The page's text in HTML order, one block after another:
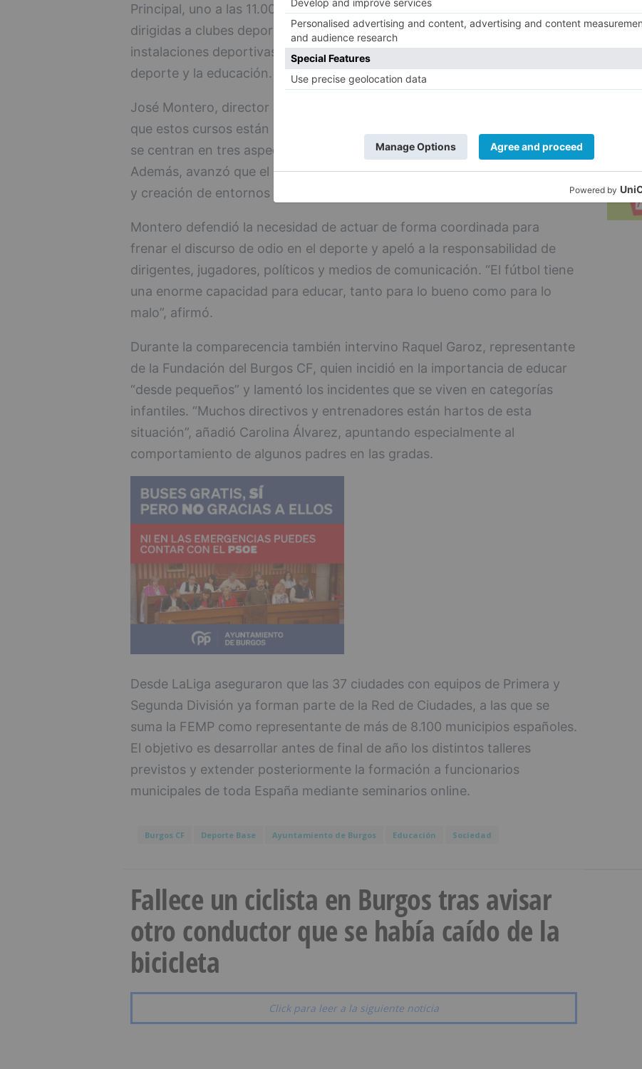
Principal, uno a las 11.00 horas y otro a las 16.00. Las sesiones estarán
dirigidas a clubes deportivos, asociaciones, entrenadores, personal de
instalaciones deportivas, Policía Local y otros colectivos vinculados al
deporte y la educación.
José Montero, director de Relaciones Institucionales de LaLiga, explicó
que estos cursos están avalados por el Consejo General de la Psicología y
se centran en tres aspectos: detectar el bullying, combatirlo y prevenirlo.
Además, avanzó que el programa contempla otros talleres sobre racismo
y creación de entornos seguros para menores.
Montero defendió la necesidad de actuar de forma coordinada para
frenar el discurso de odio en el deporte y apeló a la responsabilidad de
dirigentes, jugadores, políticos y medios de comunicación. “El fútbol tiene
una enorme capacidad para educar, tanto para lo bueno como para lo
malo”, afirmó.
Durante la comparecencia también intervino Raquel Garoz, representante
de la Fundación del Burgos CF, quien incidió en la importancia de educar
“desde pequeños” y lamentó los incidentes que se viven en categorías
infantiles. “Muchos directivos y entrenadores están hartos de esta
situación”, añadió Carolina Álvarez, apuntando especialmente al
comportamiento de algunos padres en las gradas.
Desde LaLiga aseguraron que las 37 ciudades con equipos de Primera y
Segunda División ya forman parte de la Red de Ciudades, a las que se
suma la FEMP como representante de más de 8.100 municipios españoles.
El objetivo es desarrollar antes de final de año los distintos talleres
previstos y extender posteriormente la formación a funcionarios
municipales de toda España mediante seminarios online.
Burgos CF Deporte Base Ayuntamiento de Burgos Educación Sociedad
Fallece un ciclista en Burgos tras avisar
otro conductor que se había caído de la
bicicleta
Click para leer a la siguiente noticia